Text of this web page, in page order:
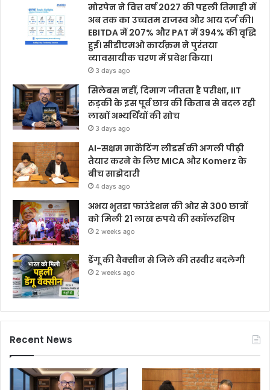
मोरपेन ने वित्त वर्ष 2027 की पहली तिमाही में
अब तक का उच्चतम राजस्व और आय दर्ज की।
EBITDA में 207% और PAT में 394% की वृद्धि
हुई। सीडीएमओ कार्यक्रम ने पुरंतया
व्यावसायीक चरण में प्रवेश किया।
3 days ago
सिलेबस नहीं, दिमाग जीतता है परीक्षा, IIT
रुड़की के इस पूर्व छात्र की किताब से बदल रही
लाखों अभ्यर्थियों की सोच
3 days ago
AI-सक्षम मार्केटिंग लीडर्स की अगली पीढ़ी
तैयार करने के लिए MICA और Komerz के
बीच साझेदारी
4 days ago
अभय भुतडा फाउंडेशन की ओर से 300 छात्रों
को मिली 21 लाख रुपये की स्कॉलरशिप
2 weeks ago
डेंगू की वैक्सीन से जिले की तस्वीर बदलेगी
2 weeks ago
Recent News